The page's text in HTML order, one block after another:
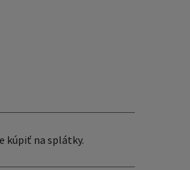
kúpiť na splátky.